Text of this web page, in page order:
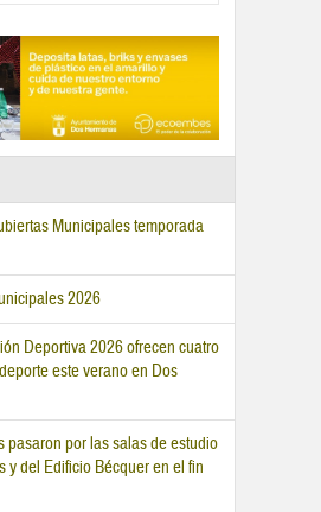
Municipales temporada
2026
Deportiva 2026 ofrecen cuatro
este verano en Dos
pasaron por las salas de estudio
del Edificio Bécquer en el fin